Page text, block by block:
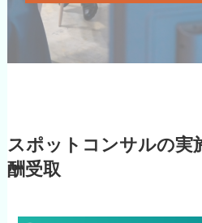
スポットコンサルの実
酬受取